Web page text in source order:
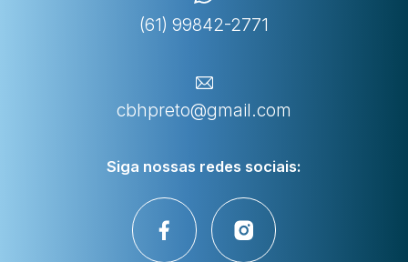
(61) 99842-2771
cbhpreto@gmail.com
Siga nossas redes sociais: